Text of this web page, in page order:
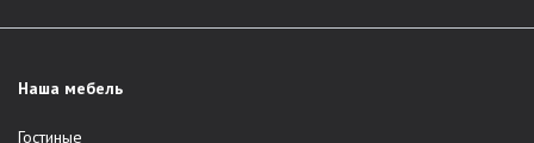
Наша мебель
Гостиные